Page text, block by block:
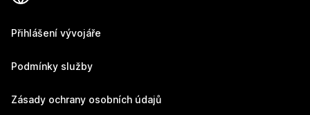
Přihlášení vývojáře
Podmínky služby
Zásady ochrany osobních údajů